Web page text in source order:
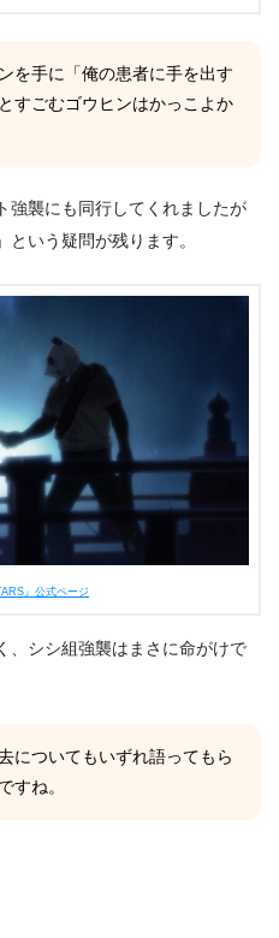
を手に「俺の患者に手を出す
すごむゴウヒンはかっこよか
強襲にも同行してくれましたが
という疑問が残ります。
』公式ページ
、シシ組強襲はまさに命がけで
についてもいずれ語ってもら
すね。